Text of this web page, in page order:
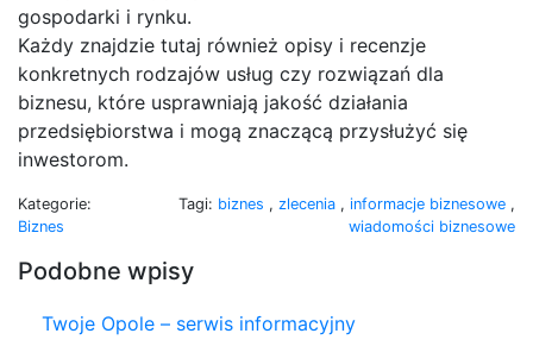
gospodarki i rynku.
Każdy znajdzie tutaj również opisy i recenzje
konkretnych rodzajów usług czy rozwiązań dla
biznesu, które usprawniają jakość działania
przedsiębiorstwa i mogą znaczącą przysłużyć się
inwestorom.
Kategorie:
Biznes
Tagi: biznes , zlecenia , informacje biznesowe ,
wiadomości biznesowe
Podobne wpisy
Twoje Opole – serwis informacyjny